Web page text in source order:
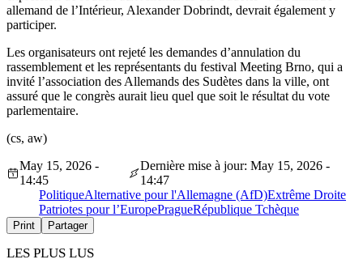
allemand de l’Intérieur, Alexander Dobrindt, devrait également y
participer.
Les organisateurs ont rejeté les demandes d’annulation du
rassemblement et les représentants du festival Meeting Brno, qui a
invité l’association des Allemands des Sudètes dans la ville, ont
assuré que le congrès aurait lieu quel que soit le résultat du vote
parlementaire.
(cs, aw)
May 15, 2026 -
14:45
Dernière mise à jour: May 15, 2026 -
14:47
PolitiqueAlternative pour l'Allemagne (AfD)Extrême Droite
Patriotes pour l’EuropePragueRépublique Tchèque
Print Partager
LES PLUS LUS